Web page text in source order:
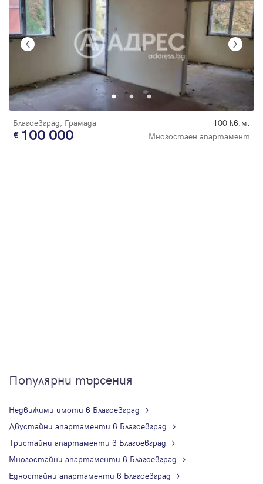
Благоевград, Грамада 100 кв.м.
100 000 Многостаен апартамент
Популярни търсения
Недвижими имоти в Благоевград
Двустайни апартаменти в Благоевград
Тристайни апартаменти в Благоевград
Многостайни апартаменти в Благоевград
Едностайни апартаменти в Благоевград